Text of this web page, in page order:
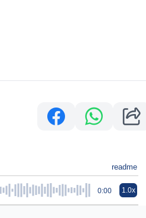
readme
0:00 1.0x